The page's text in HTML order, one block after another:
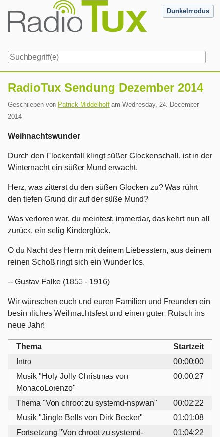
content
Dunkelmodus
RadioTux Sendung Dezember 2014
Geschrieben von Patrick Middelhoff am Wednesday, 24. December
2014
Weihnachtswunder
Durch den Flockenfall klingt süßer Glockenschall, ist in der
Winternacht ein süßer Mund erwacht.
Herz, was zitterst du den süßen Glocken zu? Was rührt
den tiefen Grund dir auf der süße Mund?
Was verloren war, du meintest, immerdar, das kehrt nun all
zurück, ein selig Kinderglück.
O du Nacht des Herrn mit deinem Liebesstern, aus deinem
reinen Schoß ringt sich ein Wunder los.
-- Gustav Falke (1853 - 1916)
Wir wünschen euch und euren Familien und Freunden ein
besinnliches Weihnachtsfest und einen guten Rutsch ins
neue Jahr!
Thema
Startzeit
Intro
00:00:00
Musik "Holy Jolly Christmas von
MonacoLorenzo"
00:00:27
Thema "Von chroot zu systemd-nspwan"
00:02:22
Musik "Jingle Bells von Dirk Becker"
01:01:08
Fortsetzung "Von chroot zu systemd-
01:04:22